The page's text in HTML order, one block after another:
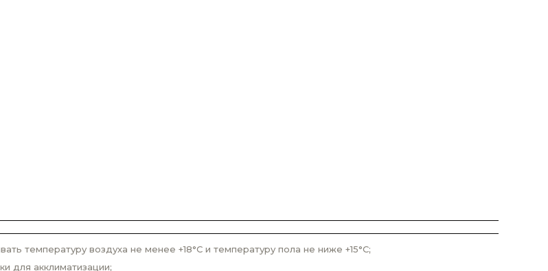
температуру воздуха не менее +18°С и температуру пола не ниже +15°С;
для акклиматизации;